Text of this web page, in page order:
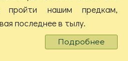
пройти нашим предкам,
последнее в тылу.
Подробнее
Забыть